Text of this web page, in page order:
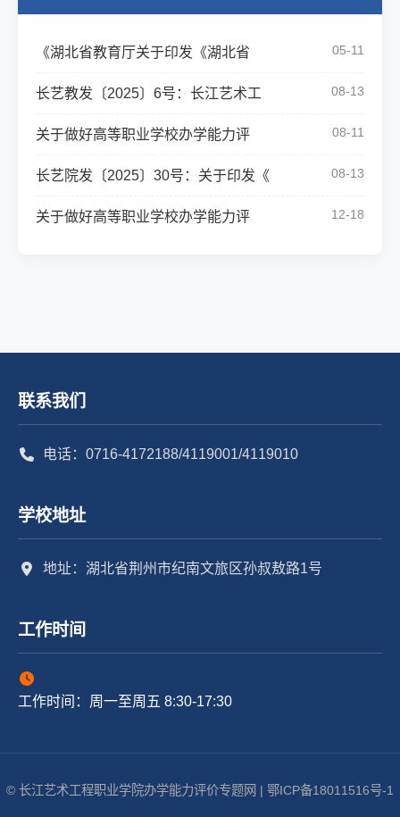
《湖北省教育厅关于印发《湖北省 05-11
长艺教发〔2025〕6号：长江艺术工 08-13
关于做好高等职业学校办学能力评 08-11
长艺院发〔2025〕30号：关于印发《 08-13
关于做好高等职业学校办学能力评 12-18
联系我们
电话：0716-4172188/4119001/4119010
学校地址
地址：湖北省荆州市纪南文旅区孙叔敖路1号
工作时间
工作时间：周一至周五 8:30-17:30
© 长江艺术工程职业学院办学能力评价专题网 | 鄂ICP备18011516号-1